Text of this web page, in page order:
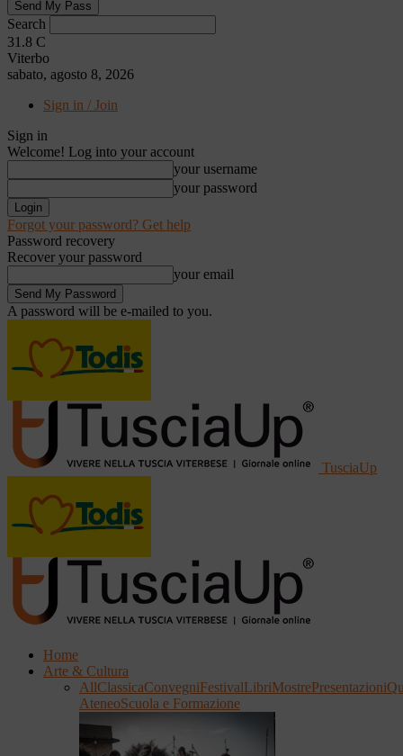
Search
31.8 C
Viterbo
sabato, agosto 8, 2026
Sign in / Join
Sign in
Welcome! Log into your account
your username
your password
Forgot your password? Get help
Password recovery
Recover your password
your email
A password will be e-mailed to you.
TusciaUp
Home
Arte & Cultura
AllClassicaConvegniFestivalLibriMostrePresentazioni
AteneoScuola e Formazione